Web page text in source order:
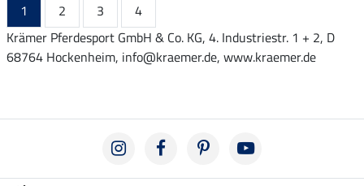
1 2 3
4
Krämer Pferdesport GmbH & Co. KG, 4. Industriestr. 1 + 2, D
68764 Hockenheim, info@kraemer.de, www.kraemer.de